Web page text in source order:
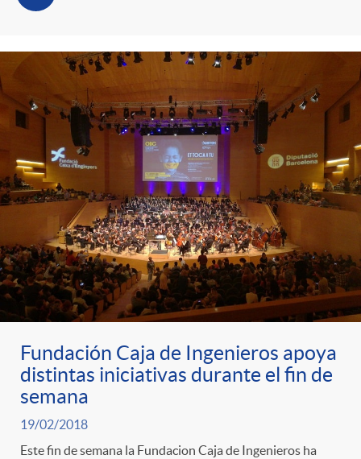
Fundación Caja de Ingenieros apoya
distintas iniciativas durante el fin de
semana
19/02/2018
Este fin de semana la Fundacion Caja de Ingenieros ha